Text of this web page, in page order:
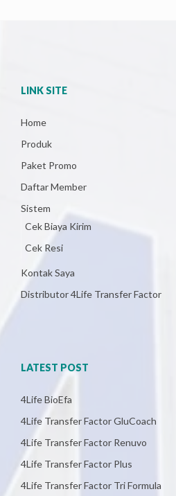
LINK SITE
Home
Produk
Paket Promo
Daftar Member
Sistem
Cek Biaya Kirim
Cek Resi
Kontak Saya
Distributor 4Life Transfer Factor
LATEST POST
4Life BioEfa
4Life Transfer Factor GluCoach
4Life Transfer Factor Renuvo
4Life Transfer Factor Plus
4Life Transfer Factor Tri Formula